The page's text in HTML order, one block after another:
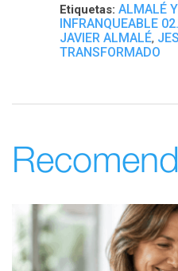
Etiquetas: ALMALÉ
INFRANQUEABLE
JAVIER ALMALÉ,
TRANSFORMADO